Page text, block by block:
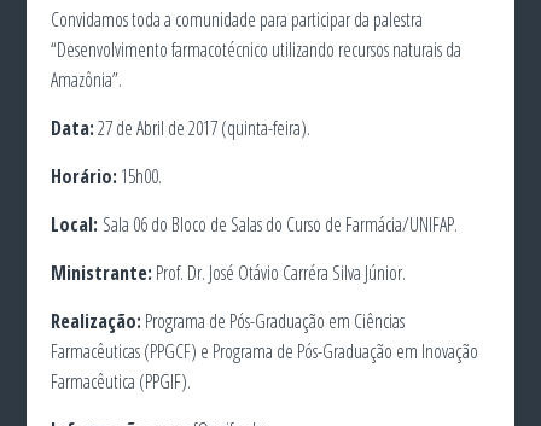
Convidamos toda a comunidade para participar da palestra
“Desenvolvimento farmacotécnico utilizando recursos naturais da
Amazônia”.
Data:27 de Abril de 2017 (quinta-feira).
Horário: 15h00.
Local: Sala 06 do Bloco de Salas do Curso de Farmácia/UNIFAP.
Ministrante: Prof. Dr. José Otávio Carréra Silva Júnior.
Realização: Programa de Pós-Graduação em Ciências
Farmacêuticas (PPGCF) e Programa de Pós-Graduação em Inovação
Farmacêutica (PPGIF).